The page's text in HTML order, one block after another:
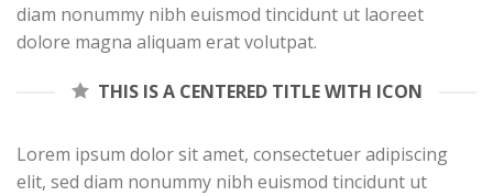
diam nonummy nibh euismod tincidunt ut laoreet
dolore magna aliquam erat volutpat.
THIS IS A CENTERED TITLE WITH ICON
Lorem ipsum dolor sit amet, consectetuer adipiscing
elit, sed diam nonummy nibh euismod tincidunt ut